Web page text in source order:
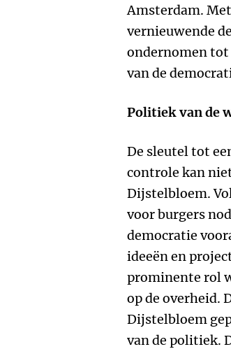
Amsterdam.
vernieuwende
ondernomen tot
van de
Politiek van de
De sleutel tot
controle kan
Dijstelbloem.
voor burgers
democratie
ideeën en
prominente rol
op de overheid.
Dijstelbloem
van de politiek.